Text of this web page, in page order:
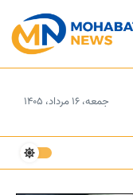
جمعه، ۱۶ مرداد، ۱۴۰۵